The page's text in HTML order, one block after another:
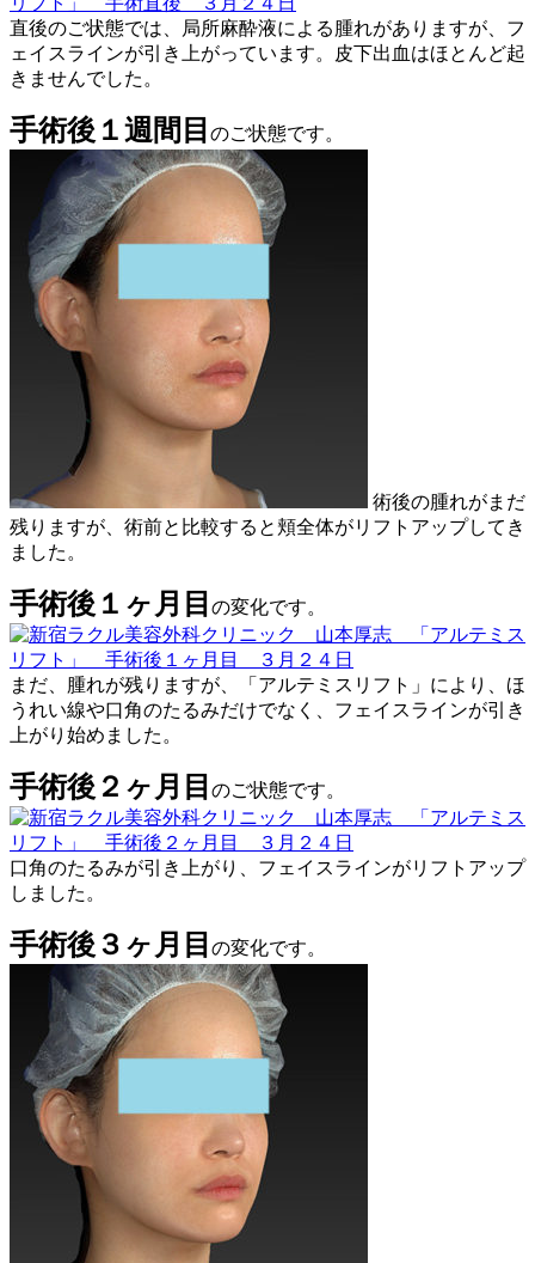
直後のご状態では、局所麻酔液による腫れがありますが、フ
ェイスラインが引き上がっています。皮下出血はほとんど起
きませんでした。
手術後１週間目 のご状態です。
術後の腫れがまだ
残りますが、術前と比較すると頬全体がリフトアップしてき
ました。
手術後１ヶ月目 の変化です。
まだ、腫れが残りますが、「アルテミスリフト」により、ほ
うれい線や口角のたるみだけでなく、フェイスラインが引き
上がり始めました。
手術後２ヶ月目 のご状態です。
口角のたるみが引き上がり、フェイスラインがリフトアップ
しました。
手術後３ヶ月目 の変化です。